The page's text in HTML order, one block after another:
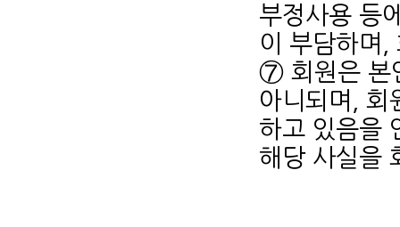
부정사용 등
이 부담하며,
⑦ 회원은 본
아니되며, 회
하고 있음을
해당 사실을